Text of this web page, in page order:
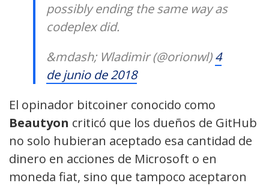
possibly ending the same way as
codeplex did.
&mdash; Wladimir (@orionwl)4
de junio de 2018
El opinador bitcoiner conocido como
Beautyon criticó que los dueños de GitHub
no solo hubieran aceptado esa cantidad de
dinero en acciones de Microsoft o en
moneda fiat, sino que tampoco aceptaron